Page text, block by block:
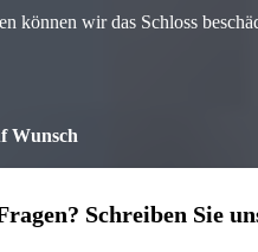
können wir das Schloss
Wunsch
Schreiben Sie